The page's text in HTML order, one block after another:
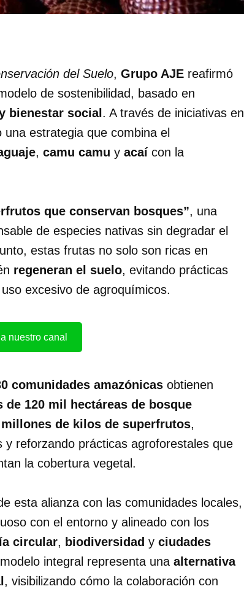
del Suelo, Grupo AJE reafirmó
de sostenibilidad, basado en
bienestar social . A través de iniciativas en
estrategia que combina el
, camu camu y acaí con la
que conservan bosques”, una
de especies nativas sin degradar el
estas frutas no solo son ricas en
regeneran el suelo, evitando prácticas
excesivo de agroquímicos.
nuestro canal
comunidades amazónicas obtienen
de 120 mil hectáreas de bosque
millones de kilos de superfrutos,
reforzando prácticas agroforestales que
la cobertura vegetal.
esta alianza con las comunidades locales,
con el entorno y alineado con los
circular, biodiversidad y ciudades
integral representa una alternativa
, visibilizando cómo la colaboración con